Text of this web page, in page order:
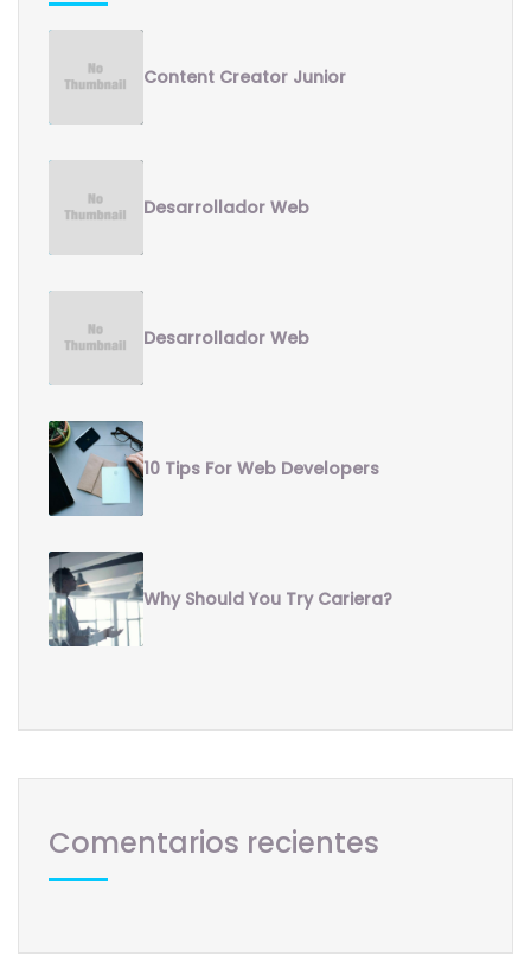
Content Creator Junior
Desarrollador Web
Desarrollador Web
10 Tips For Web Developers
Why Should You Try Cariera?
Comentarios recientes